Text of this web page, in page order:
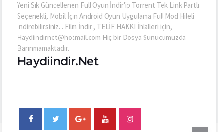
Yeni Sık Güncellenen Full Oyun İndir'ip Torrent Tek Link Partlı
Seçenekli, Mobil İçin Android Oyun Uygulama Full Mod Hileli
İndirebilirsiniz. . Film İndir , TELİF HAKKI İhlalleri için,
Haydiindirnet@hotmail.com Hiç bir Dosya Sunucumuzda
Barınmamaktadır.
Haydiindir.Net